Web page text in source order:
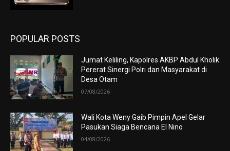
POPULAR POSTS
Jumat Keliling, Kapolres AKBP Abdul Kholik
Pererat Sinergi Polri dan Masyarakat di
Desa Otam
07/08/2026
Wali Kota Weny Gaib Pimpin Apel Gelar
Pasukan Siaga Bencana El Nino
04/08/2026